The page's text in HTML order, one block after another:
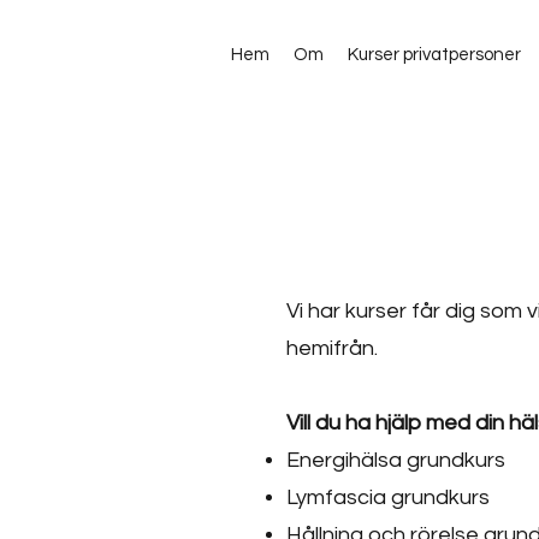
Hem Om Kurser privatpersoner
Vi har kurser får dig som
hemifrån.
Vill du ha hjälp med din
​Energihälsa grundkurs
Lymfascia grundkurs